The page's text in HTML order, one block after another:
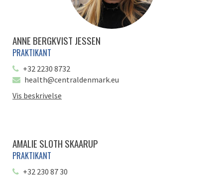
ANNE BERGKVIST JESSEN
PRAKTIKANT
+32 2230 8732
health@centraldenmark.eu
Vis beskrivelse
AMALIE SLOTH SKAARUP
PRAKTIKANT
+32 230 87 30